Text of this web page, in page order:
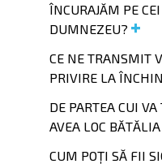
ÎNCURAJĂM PE
DUMNEZEU?
CE NE TRANSMIT
PRIVIRE LA
DE PARTEA CUI
AVEA LOC
CUM POȚI SĂ FII